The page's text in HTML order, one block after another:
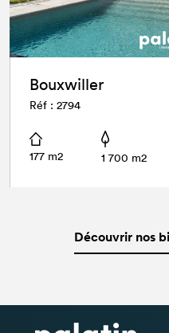
Bouxwiller
Réf : 2794
177 m2 1 700 m2
Découvrir nos